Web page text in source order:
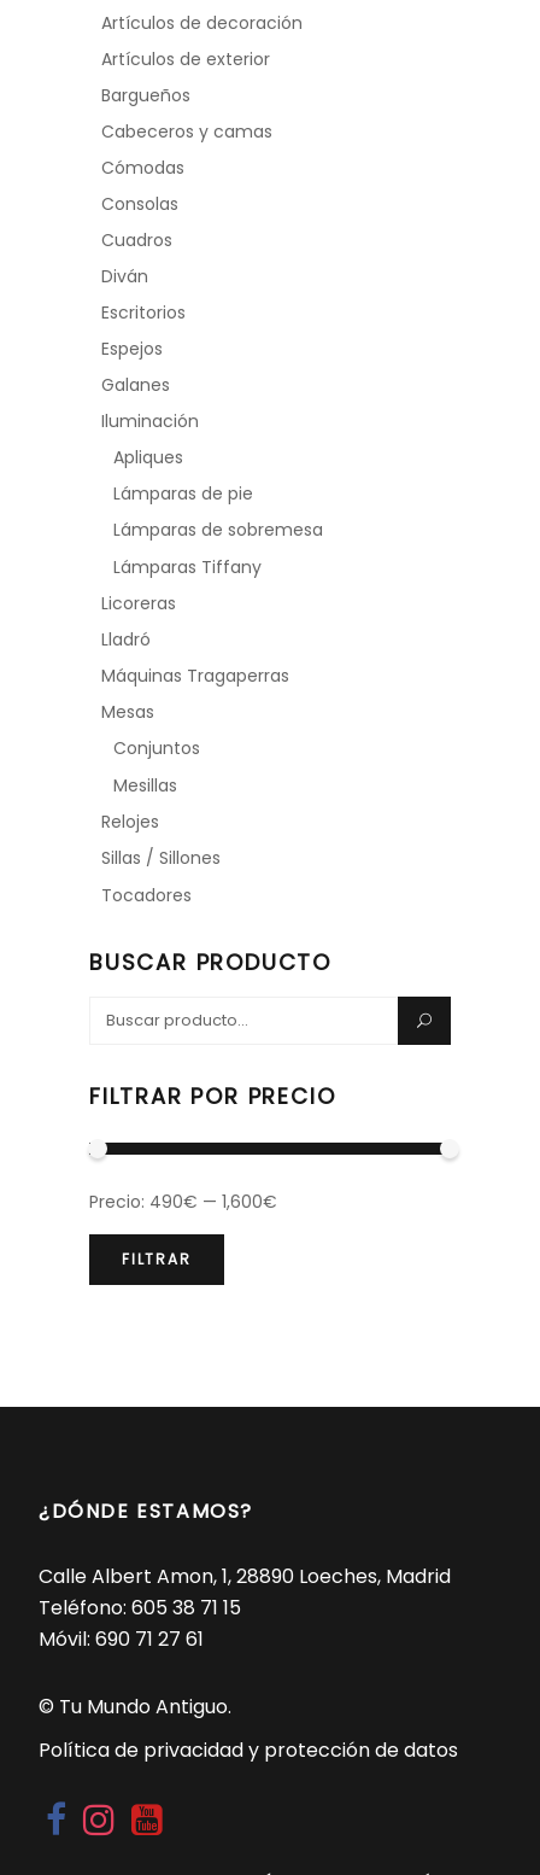
Artículos de decoración
Artículos de exterior
Bargueños
Cabeceros y camas
Cómodas
Consolas
Cuadros
Diván
Escritorios
Espejos
Galanes
Iluminación
Apliques
Lámparas de pie
Lámparas de sobremesa
Lámparas Tiffany
Licoreras
Lladró
Máquinas Tragaperras
Mesas
Conjuntos
Mesillas
Relojes
Sillas / Sillones
Tocadores
BUSCAR PRODUCTO
Search
FILTRAR POR PRECIO
FILTRAR
Precio: 490€ — 1,600€
¿DÓNDE ESTAMOS?
Calle Albert Amon, 1, 28890 Loeches, Madrid
Teléfono: 605 38 71 15
Móvil: 690 71 27 61
© Tu Mundo Antiguo.
Política de privacidad y protección de datos